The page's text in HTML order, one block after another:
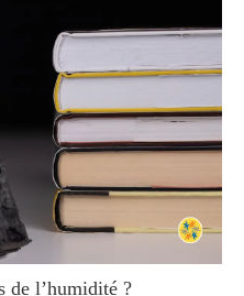
de l’humidité ?